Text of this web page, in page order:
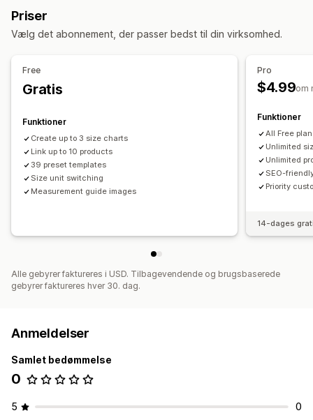
Priser
Vælg det abonnement, der passer bedst til din virksomhed.
Free
Gratis
Funktioner
Create up to 3 size charts
Link up to 10 products
39 preset templates
Size unit switching
Measurement guide images
Pro
$4.99om
Funktioner
All Free
Unlimited
Unlimited
SEO-
Priority
14-dages
Alle gebyrer faktureres i USD. Tilbagevendende og brugsbaserede
gebyrer faktureres hver 30. dag.
Anmeldelser
Samlet bedømmelse
0
5 0